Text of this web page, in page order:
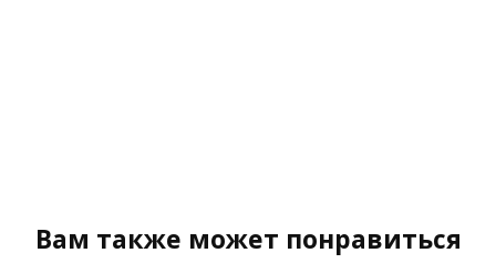
Вам также может понравиться